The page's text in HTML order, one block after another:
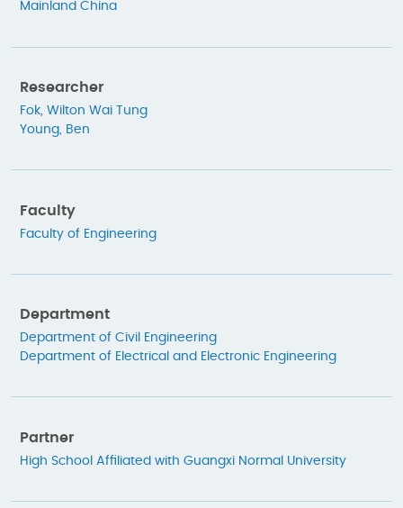
Mainland China
Researcher
Fok, Wilton Wai Tung
Young, Ben
Faculty
Faculty of Engineering
Department
Department of Civil Engineering
Department of Electrical and Electronic Engineering
Partner
High School Affiliated with Guangxi Normal University